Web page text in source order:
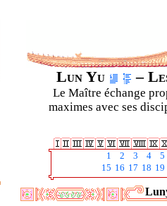
Lun Yu –
Le Maître échange
maximes avec ses
1 2 3 4
5
15 16 17 18 19